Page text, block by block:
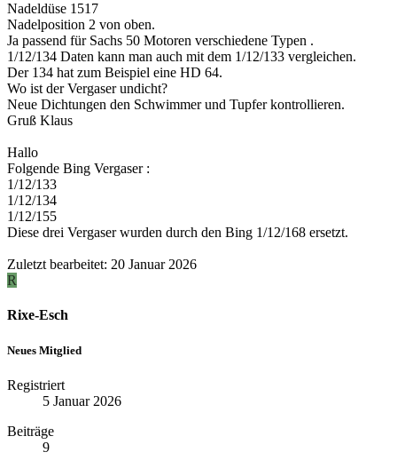
Nadeldüse 1517
Nadelposition 2 von oben.
Ja passend für Sachs 50 Motoren verschiedene Typen .
1/12/134 Daten kann man auch mit dem 1/12/133 vergleichen.
Der 134 hat zum Beispiel eine HD 64.
Wo ist der Vergaser undicht?
Neue Dichtungen den Schwimmer und Tupfer kontrollieren.
Gruß Klaus
Hallo
Folgende Bing Vergaser :
1/12/133
1/12/134
1/12/155
Diese drei Vergaser wurden durch den Bing 1/12/168 ersetzt.
Zuletzt bearbeitet: 20 Januar 2026
R
Rixe-Esch
Neues Mitglied
Registriert
5 Januar 2026
Beiträge
9